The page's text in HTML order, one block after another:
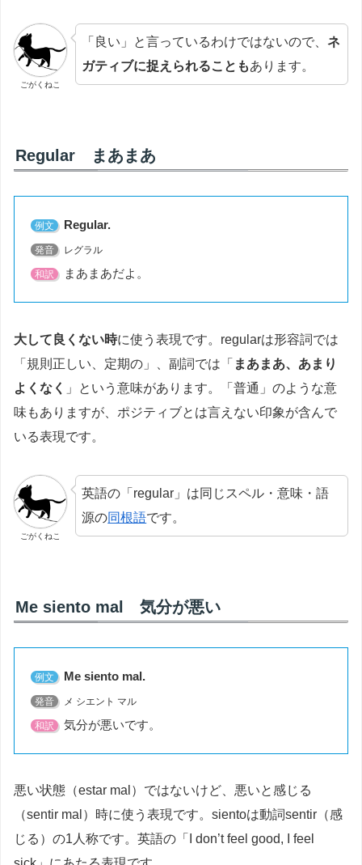
ごがくねこ
「良い」と言っているわけではないので、ネ
ガティブに捉えられることもあります。
Regular まあまあ
例文 Regular.
発音 レグラル
和訳 まあまあだよ。
大して良くない時に使う表現です。regularは形容詞では
「規則正しい、定期の」、副詞では「 まあまあ、あまり
よくなく
」という意味があります。「普通」のような意
味もありますが、ポジティブとは言えない印象が含んで
いる表現です。
ごがくねこ
英語の「regular」は同じスペル・意味・語
源の同根語です。
Me siento mal 気分が悪い
例文 Me siento mal.
発音 メ シエント マル
和訳 気分が悪いです。
悪い状態（estar mal）ではないけど、悪いと感じる
（sentir mal）時に使う表現です。sientoは動詞sentir（感
じる）の1人称です。英語の「I don’t feel good, I feel